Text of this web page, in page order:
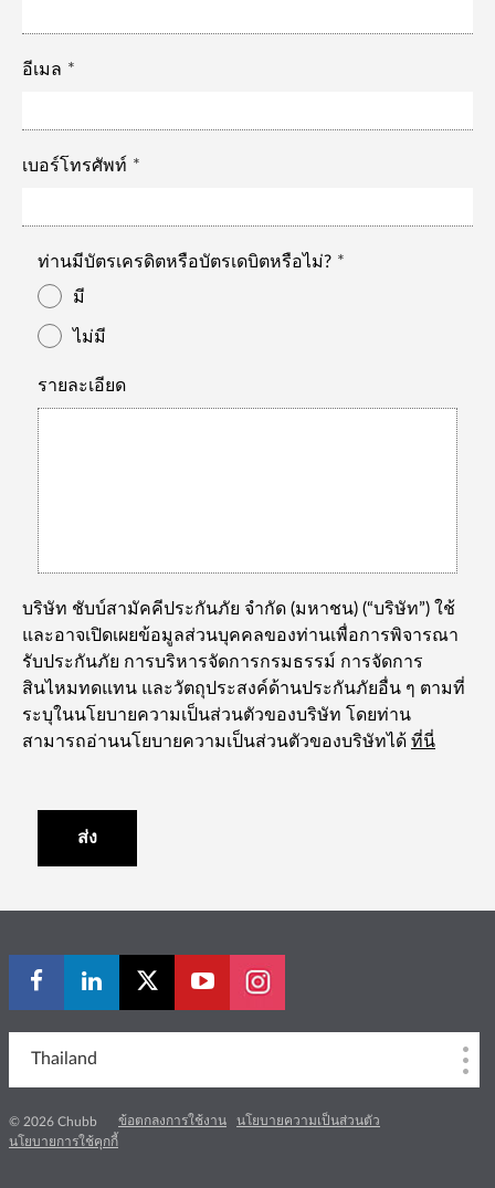
อีเมล
เบอร์โทรศัพท์
ท่านมีบัตรเครดิตหรือบัตรเดบิตหรือไม่?
มี
ไม่มี
รายละเอียด
บริษัท ชับบ์สามัคคีประกันภัย จำกัด (มหาชน) (“บริษัท”) ใช้
และอาจเปิดเผยข้อมูลส่วนบุคคลของท่านเพื่อการพิจารณา
รับประกันภัย การบริหารจัดการกรมธรรม์ การจัดการ
สินไหมทดแทน และวัตถุประสงค์ด้านประกันภัยอื่น ๆ ตามที่
ระบุในนโยบายความเป็นส่วนตัวของบริษัท โดยท่าน
สามารถอ่านนโยบายความเป็นส่วนตัวของบริษัทได้ ที่นี่
ส่ง
Thailand
© 2026 Chubb ข้อตกลงการใช้งาน
นโยบายความเป็นส่วนตัว
นโยบายการใช้คุกกี้